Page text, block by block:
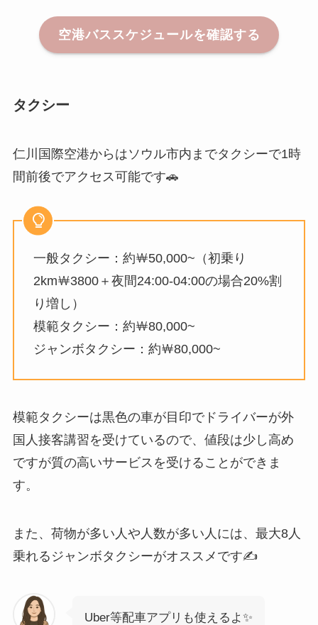
空港バススケジュールを確認する
タクシー
仁川国際空港からはソウル市内までタクシーで1時
間前後でアクセス可能です🚗
一般タクシー：約￦50,000~（初乗り
2km￦3800＋夜間24:00-04:00の場合20%割
り増し）
模範タクシー：約￦80,000~
ジャンボタクシー：約￦80,000~
模範タクシーは黒色の車が目印でドライバーが外
国人接客講習を受けているので、値段は少し高め
ですが質の高いサービスを受けることができま
す。
また、荷物が多い人や人数が多い人には、最大8人
乗れるジャンボタクシーがオススメです✍️
Uber等配車アプリも使えるよ✨